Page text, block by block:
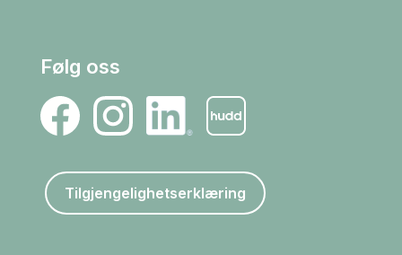
Følg oss
Tilgjengelighetserklæring